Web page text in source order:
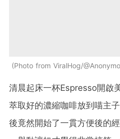
Photo from ViralHog/
清晨起床一杯Espresso開啟
萃取好的濃縮咖啡放到喵主
後竟然開始了一貫方便後的